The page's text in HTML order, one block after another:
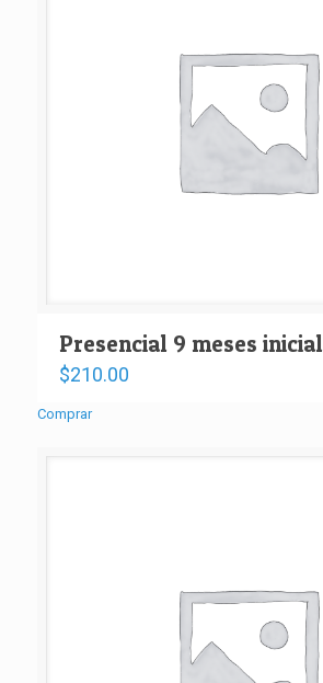
Presencial 9 meses inicial
$210.00
Comprar